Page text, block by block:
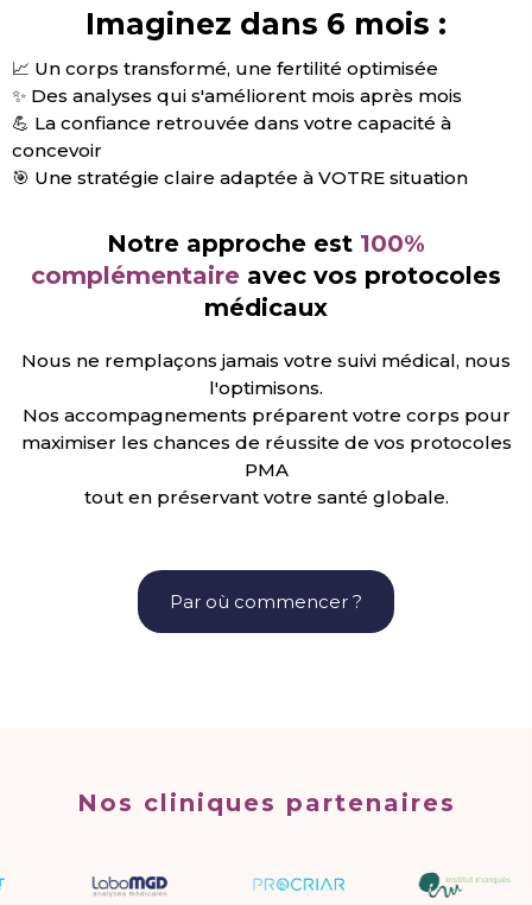
Imaginez dans 6 mois :
📈 Un corps transformé, une fertilité optimisée
✨ Des analyses qui s'améliorent mois après mois
💪 La confiance retrouvée dans votre capacité à
concevoir
🎯 Une stratégie claire adaptée à VOTRE situation
Notre approche est 100%
complémentaire avec vos protocoles
médicaux
Nous ne remplaçons jamais votre suivi médical, nous
l'optimisons.
Nos accompagnements préparent votre corps pour
maximiser les chances de réussite de vos protocoles
PMA
tout en préservant votre santé globale.
Par où commencer ?
Nos cliniques partenaires